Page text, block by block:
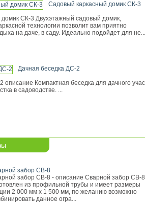
Садовый каркасный домик СК-3
СК-3 Двухэтажный садовый домик,
технологии позволит вам приятно
на даче, в саду. Идеально подойдет для не...
Дачная беседка ДС-2
описание Компактная беседка для дачного
в садоводстве. ...
забор СВ-8
забор СВ-8 - описание Сварной забор СВ-8
из профильной трубы и имеет размеры
2 000 мм х 1 500 мм, по желанию возможно
данное огра...